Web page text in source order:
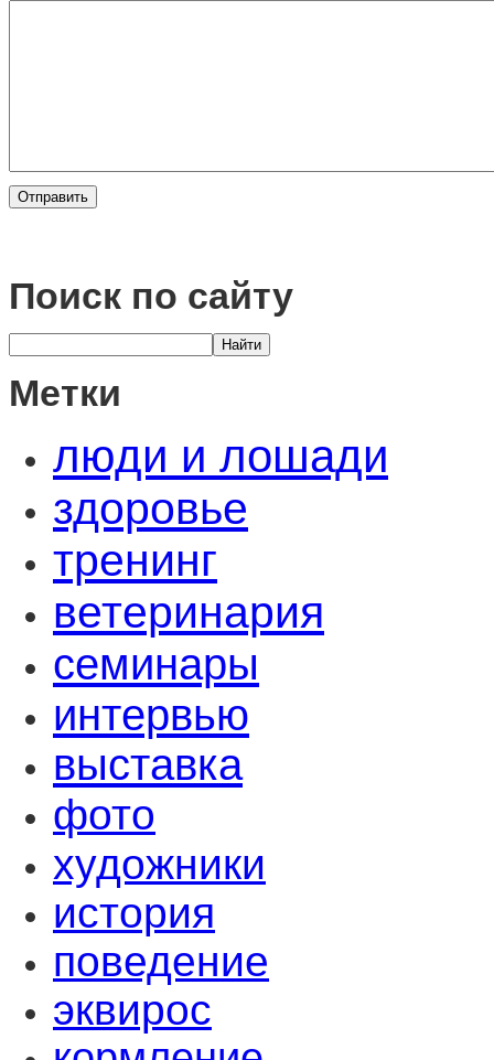
Поиск по сайту
Метки
люди и лошади
здоровье
тренинг
ветеринария
семинары
интервью
выставка
фото
художники
история
поведение
эквирос